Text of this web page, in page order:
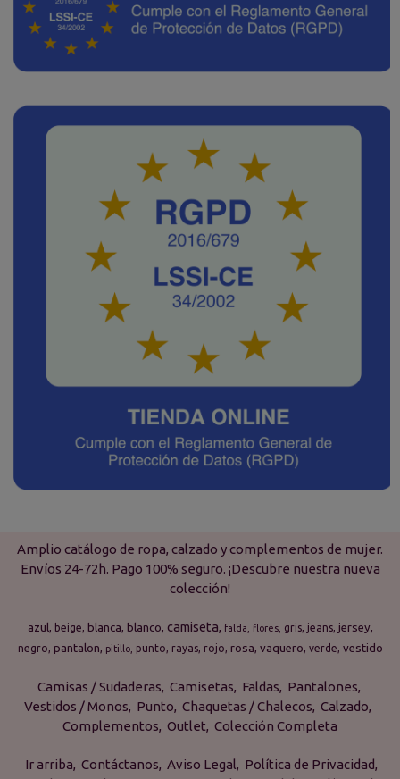
Amplio catálogo de ropa, calzado y complementos de mujer.
Envíos 24-72h. Pago 100% seguro. ¡Descubre nuestra nueva
colección!
azul beige blanca blanco camiseta falda flores gris jeans jersey
negro pantalon pitillo punto rayas rojo rosa vaquero verde vestido
Camisas / Sudaderas Camisetas Faldas
Pantalones
Vestidos / Monos
Punto Chaquetas / Chalecos Calzado
Complementos Outlet Colección Completa
Ir arriba Contáctanos Aviso Legal
Política de Privacidad